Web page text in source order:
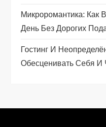
п
и
с
Микроромантика: Как
День Без Дорогих
Гостинг И
Обесценивать Себя И